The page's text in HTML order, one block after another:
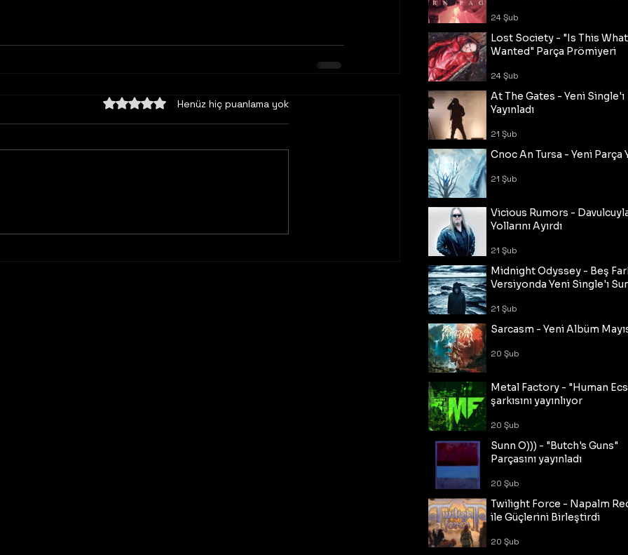
5 üzerinden 0 yıldızHenüz hiç puanlama yok
24 Şub
Lost Society - "Is This
Wanted" Parça Prömiyeri
24 Şub
At The Gates - Yeni Single'ı
Yayınladı
21 Şub
Cnoc An Tursa - Yeni Parça
21 Şub
Vicious Rumors -
Yollarını Ayırdı
21 Şub
Midnight Odyssey - Beş
Versiyonda Yeni Single'ı
21 Şub
Sarcasm - Yeni Albüm
20 Şub
Metal Factory - "Human
şarkısını yayınlıyor
20 Şub
Sunn O))) - "Butch's Guns"
Parçasını yayınladı
20 Şub
Twilight Force - Napalm
ile Güçlerini Birleştirdi
20 Şub